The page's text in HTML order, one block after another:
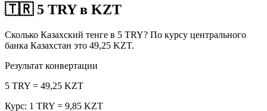
🇹🇷 5 TRY в KZT
Сколько Казахский тенге в 5 TRY? По курсу центрального
банка Казахстан это 49,25 KZT.
Результат конвертации
5 TRY = 49,25 KZT
Курс: 1 TRY = 9,85 KZT